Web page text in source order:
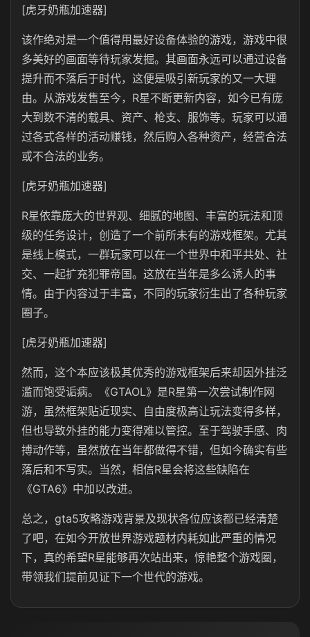
[虎牙奶瓶加速器]
该作绝对是一个值得用最好设备体验的游戏，游戏中很
多美好的画面等待玩家发掘。其画面永远可以通过设备
提升而不落后于时代，这便是吸引新玩家的又一大理
由。从游戏发售至今，R星不断更新内容，如今已有庞
大到数不清的载具、资产、枪支、服饰等。玩家可以通
过各式各样的活动赚钱，然后购入各种资产，经营合法
或不合法的业务。
[虎牙奶瓶加速器]
R星依靠庞大的世界观、细腻的地图、丰富的玩法和顶
级的任务设计，创造了一个前所未有的游戏框架。尤其
是线上模式，一群玩家可以在一个世界中和平共处、社
交、一起扩充犯罪帝国。这放在当年是多么诱人的事
情。由于内容过于丰富，不同的玩家衍生出了各种玩家
圈子。
[虎牙奶瓶加速器]
然而，这个本应该极其优秀的游戏框架后来却因外挂泛
滥而饱受诟病。《GTAOL》是R星第一次尝试制作网
游，虽然框架贴近现实、自由度极高让玩法变得多样，
但也导致外挂的能力变得难以管控。至于驾驶手感、肉
搏动作等，虽然放在当年都做得不错，但如今确实有些
落后和不写实。当然，相信R星会将这些缺陷在
《GTA6》中加以改进。
总之，gta5攻略游戏背景及现状各位应该都已经清楚
了吧，在如今开放世界游戏题材内耗如此严重的情况
下，真的希望R星能够再次站出来，惊艳整个游戏圈，
带领我们提前见证下一个世代的游戏。